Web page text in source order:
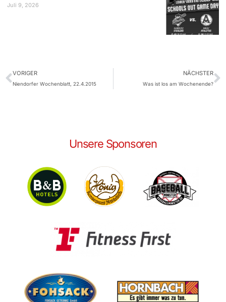
Juli 9, 2026
VORIGER
Niendorfer Wochenblatt, 22.4.2015
NÄCHSTER
Was ist los am Wochenende?
Unsere Sponsoren